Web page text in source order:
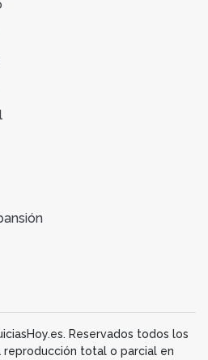
Reservados todos los
reproducción total o parcial en